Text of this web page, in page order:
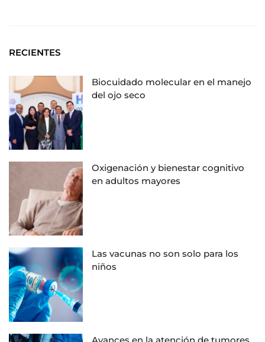
RECIENTES
Biocuidado molecular en el manejo
del ojo seco
Oxigenación y bienestar cognitivo
en adultos mayores
Las vacunas no son solo para los
niños